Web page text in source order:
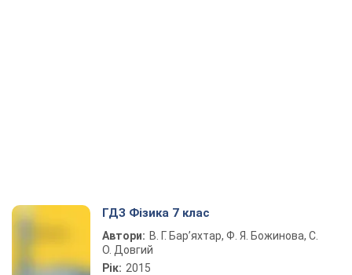
ГДЗ Фізика 7 клас
Автори: В. Г. Бар’яхтар, Ф. Я. Божинова, С.
О. Довгий
Рік: 2015